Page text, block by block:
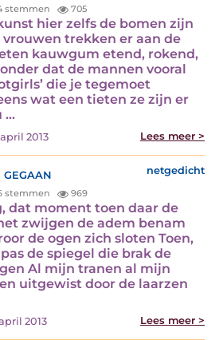
stemmen 705
hier zelfs de bomen zijn
vrouwen trekken er aan de
kauwgum etend, rokend,
dat de mannen vooral
die je tegemoet
wat een tieten ze zijn er
...
2013 Lees meer >
netgedicht
stemmen 969
dat moment toen daar de
zwijgen de adem benam
de ogen zich sloten Toen,
de spiegel die brak de
Al mijn tranen al mijn
uitgewist door de laarzen
2013 Lees meer >